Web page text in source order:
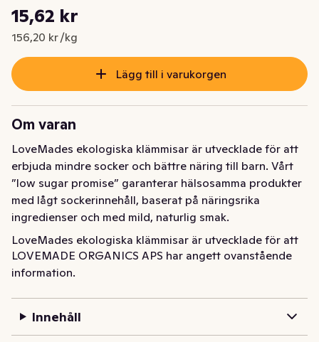
Nuvarande pris är: 15,62 kr
15,62 kr
156,20 kr /kg
Styckpris: 156,20 kr /kg
Lägg till i varukorgen
Om varan
LoveMades ekologiska klämmisar är utvecklade för att
erbjuda mindre socker och bättre näring till barn. Vårt
”low sugar promise” garanterar hälsosamma produkter
med lågt sockerinnehåll, baserat på näringsrika
ingredienser och med mild, naturlig smak.
LoveMades ekologiska klämmisar är utvecklade för att
erbjuda mindre socker och bättre näring till barn. Vårt
”low sugar promise” garanterar hälsosamma produkter
LOVEMADE ORGANICS APS har angett ovanstående
information.
Innehåll